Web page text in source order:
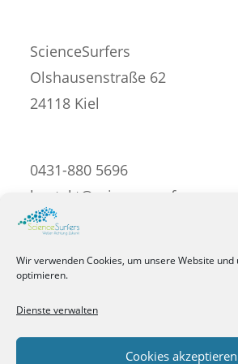
Wir verwenden Cookies, um unsere Website und
optimieren.
Dienste verwalten
Cookies akzeptieren
ScienceSurfers
Olshausenstraße 62
24118 Kiel
0431-880 5696
kontakt@science-surfers.com
Impressum
Cookie-Richtlinie